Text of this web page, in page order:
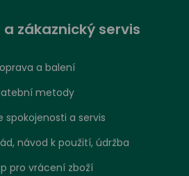
zákaznický servis
a balení
metody
spokojenosti a servis
návod k použití, údržba
pro vrácení zboží